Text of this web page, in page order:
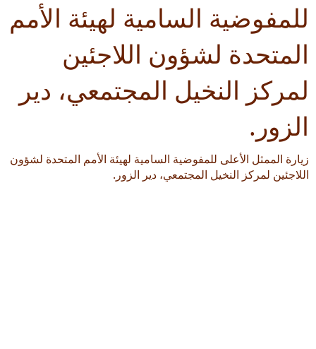
للمفوضية السامية لهيئة الأمم
المتحدة لشؤون اللاجئين
لمركز النخيل المجتمعي، دير
الزور.
زيارة الممثل الأعلى للمفوضية السامية لهيئة الأمم المتحدة لشؤون
اللاجئين لمركز النخيل المجتمعي، دير الزور.